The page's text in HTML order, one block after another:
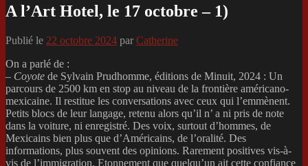
A l’Art Hotel, le 17 octobre – 1)
Publié le 22 octobre 2024 par Catherine
On a parlé de :
– Coyote de Sylvain Prudhomme, éditions de Minuit, 2024 : Un
parcours de 2500 km en stop au niveau de la frontière américano-
mexicaine. Il restitue les conversations avec ceux qui l’emmènent.
Petits blocs de leur langage, retenu alors qu’il n’ a ni pris de note
dans la voiture, ni enregistré. Des voix, surtout d’hommes, de
Mexicains bien plus que d’Américains, de l’oralité. Des
informations, plus souvent des opinions. Rarement positives vis-à-
vis de l’immigration. Etonnement que quelqu’un ait cette confiance